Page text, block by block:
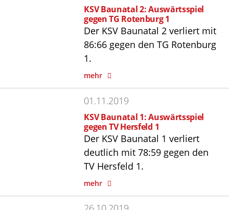
KSV Baunatal 2: Auswärtsspiel
gegen TG Rotenburg 1
Der KSV Baunatal 2 verliert mit
86:66 gegen den TG Rotenburg
1.
mehr
01.11.2019
KSV Baunatal 1: Auswärtsspiel
gegen TV Hersfeld 1
Der KSV Baunatal 1 verliert
deutlich mit 78:59 gegen den
TV Hersfeld 1.
mehr